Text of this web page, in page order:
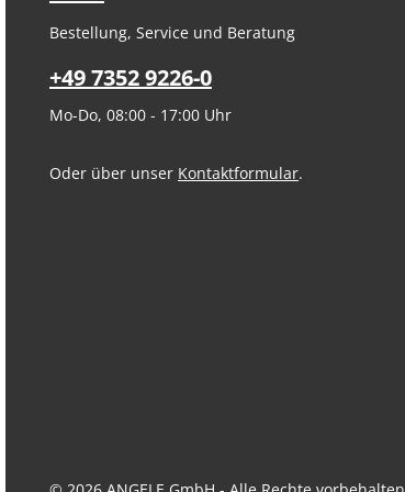
Bestellung, Service und Beratung
+49 7352 9226-0
Mo-Do, 08:00 - 17:00 Uhr
Oder über unser Kontaktformular.